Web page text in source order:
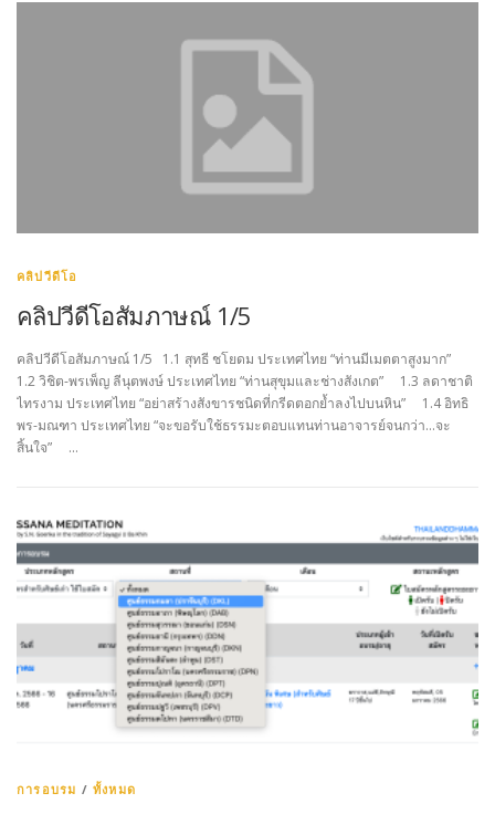
คลิปวีดีโอ
คลิปวีดีโอสัมภาษณ์ 1/5
คลิปวีดีโอสัมภาษณ์ 1/5 1.1 สุทธี ชโยดม ประเทศไทย “ท่านมีเมตตาสูงมาก”
1.2 วิชิต-พรเพ็ญ ลีนุตพงษ์ ประเทศไทย “ท่านสุขุมและช่างสังเกต” 1.3 ลดาชาติ
ไทรงาม ประเทศไทย “อย่าสร้างสังขารชนิดที่กรีดตอกย้ำลงไปบนหิน” 1.4 อิทธิ
พร-มณฑา ประเทศไทย “จะขอรับใช้ธรรมะตอบแทนท่านอาจารย์จนกว่า…จะ
สิ้นใจ” …
การอบรม /ทั้งหมด